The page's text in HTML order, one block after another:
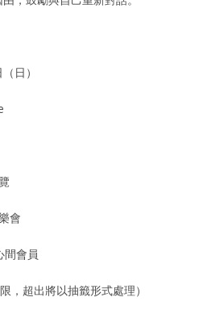
日）
會
會員
超出將以抽籤形式處理）